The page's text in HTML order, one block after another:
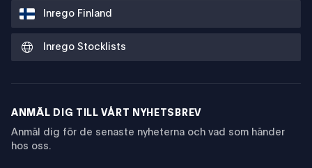
Inrego Finland
Inrego Stocklists
ANMÄL DIG TILL VÅRT NYHETSBREV
Anmäl dig för de senaste nyheterna och vad som händer
hos oss.